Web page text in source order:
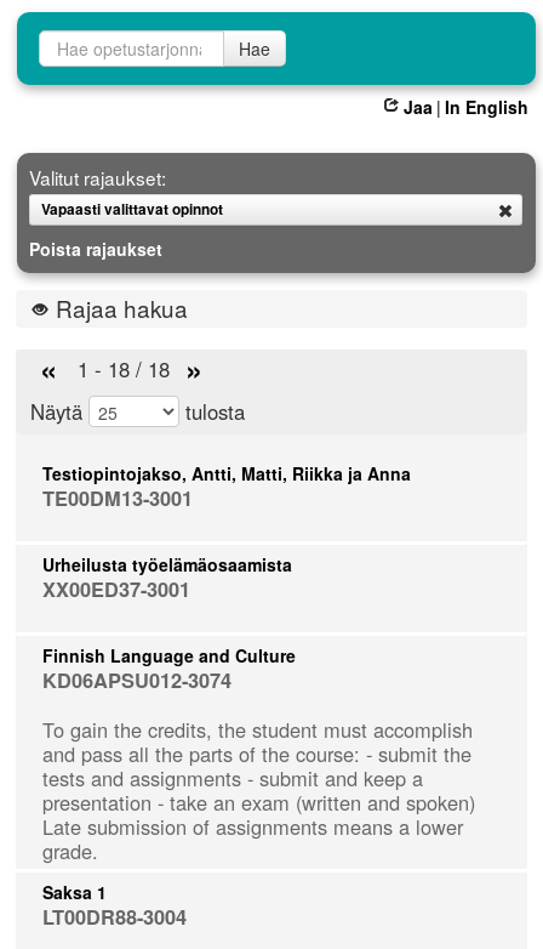
Opetustarjontahaku
Hae
Jaa | In English
Valitut rajaukset:
Vapaasti valittavat opinnot
Poista rajaukset
Rajaa hakua
« 1 - 18 / 18 »
Näytä tulosta
Testiopintojakso, Antti, Matti, Riikka ja Anna
TE00DM13-3001
Urheilusta työelämäosaamista
XX00ED37-3001
Finnish Language and Culture
KD06APSU012-3074
To gain the credits, the student must accomplish
and pass all the parts of the course: - submit the
tests and assignments - submit and keep a
presentation - take an exam (written and spoken)
Late submission of assignments means a lower
grade.
Saksa 1
LT00DR88-3004